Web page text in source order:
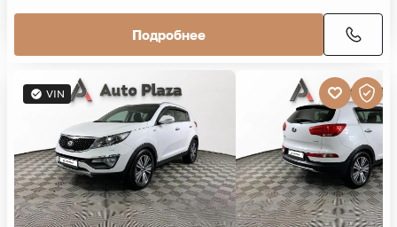
Подробнее
VIN